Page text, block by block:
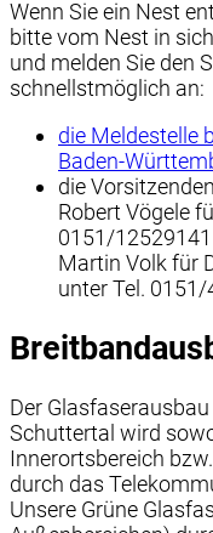
Wenn Sie ein Nest
bitte vom Nest in
und melden Sie den
schnellstmöglich an:
die Meldestelle
Baden-
die
Robert Vögele
0151/12529141
Martin Volk für
unter Tel.
Der
Schuttertal wird
Innerortsbereich
durch das
Unsere Grüne